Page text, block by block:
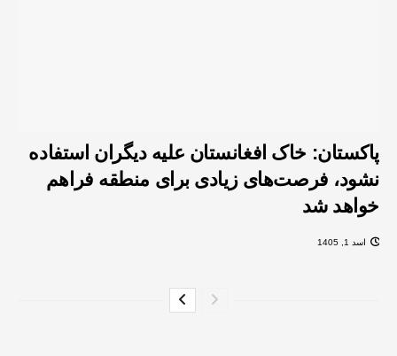
پاکستان: خاک افغانستان علیه دیگران استفاده
نشود، فرصت‌های زیادی برای منطقه فراهم
خواهد شد
اسد 1, 1405